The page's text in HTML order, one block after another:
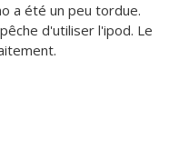
a été un peu tordue.
d'utiliser l'ipod. Le